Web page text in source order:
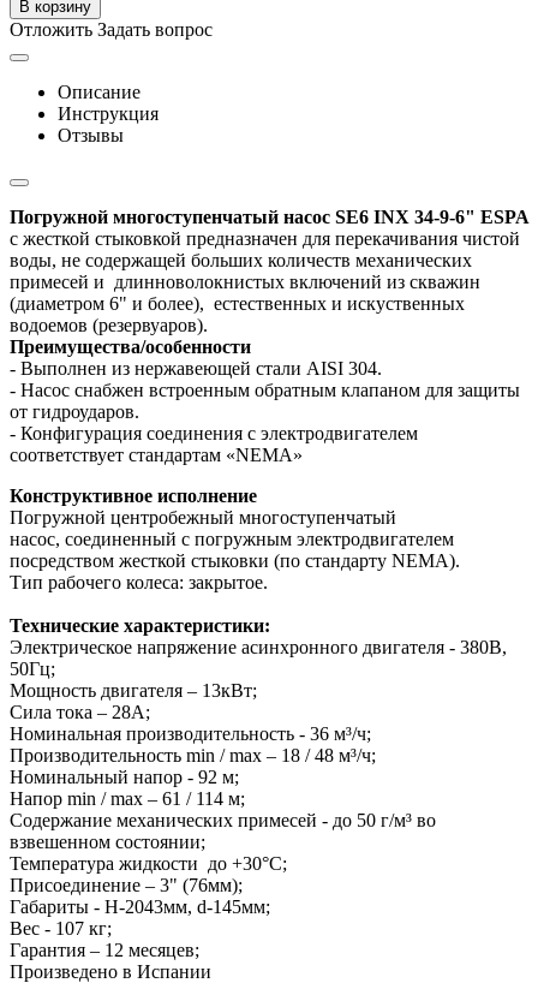
В корзину
Отложить Задать вопрос
Описание
Инструкция
Отзывы
Погружной многоступенчатый насос SE6 INX 34-9-6" ESPA
с жесткой стыковкой предназначен для перекачивания чистой
воды, не содержащей больших количеств механических
примесей и длинноволокнистых включений из скважин
(диаметром 6" и более), естественных и искуственных
водоемов (резервуаров).
Преимущества/особенности
- Выполнен из нержавеющей стали AISI 304.
- Насос снабжен встроенным обратным клапаном для защиты
от гидроударов.
- Конфигурация соединения с электродвигателем
соответствует стандартам «NEMА»
Конструктивное исполнение
Погружной центробежный многоступенчатый
насос, соединенный с погружным электродвигателем
посредством жесткой стыковки (по стандарту NEMA).
Тип рабочего колеса: закрытое.
Технические характеристики:
Электрическое напряжение асинхронного двигателя - 380В,
50Гц;
Мощность двигателя – 13кВт;
Сила тока – 28А;
Номинальная производительность - 36 м³/ч;
Производительность min / max – 18 / 48 м³/ч;
Номинальный напор - 92 м;
Напор min / max – 61 / 114 м;
Содержание механических примесей - до 50 г/м³ во
взвешенном состоянии;
Температура жидкости до +30°С;
Присоединение – 3" (76мм);
Габариты - H-2043мм, d-145мм;
Вес - 107 кг;
Гарантия – 12 месяцев;
Произведено в Испании